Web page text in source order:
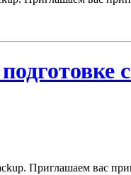
Приглашаем вас